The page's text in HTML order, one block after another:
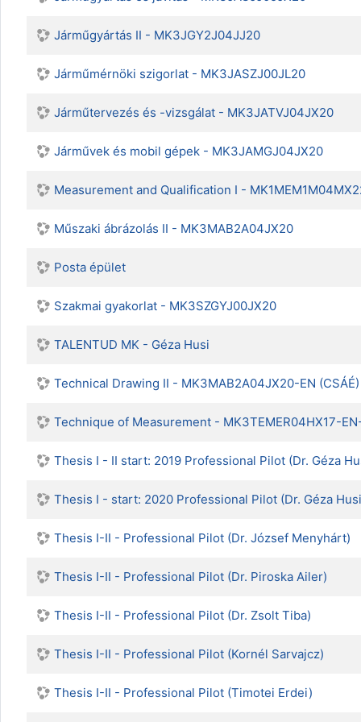
Járműgyártás II - MK3JGY2J04JJ20
Járműmérnöki szigorlat - MK3JASZJ00JL20
Járműtervezés és -vizsgálat - MK3JATVJ04JX20
Járművek és mobil gépek - MK3JAMGJ04JX20
Measurement and Qualification I -
Műszaki ábrázolás II - MK3MAB2A04JX20
Posta épület
Szakmai gyakorlat - MK3SZGYJ00JX20
TALENTUD MK - Géza Husi
Technical Drawing II - MK3MAB2A04JX20-EN (CSÁÉ)
Technique of Measurement - MK3TEMER04HX17-
Thesis I - II start: 2019 Professional Pilot (Dr. Géza
Thesis I - start: 2020 Professional Pilot (Dr. Géza
Thesis I-II - Professional Pilot (Dr. József Menyhárt)
Thesis I-II - Professional Pilot (Dr. Piroska Ailer)
Thesis I-II - Professional Pilot (Dr. Zsolt Tiba)
Thesis I-II - Professional Pilot (Kornél Sarvajcz)
Thesis I-II - Professional Pilot (Timotei Erdei)